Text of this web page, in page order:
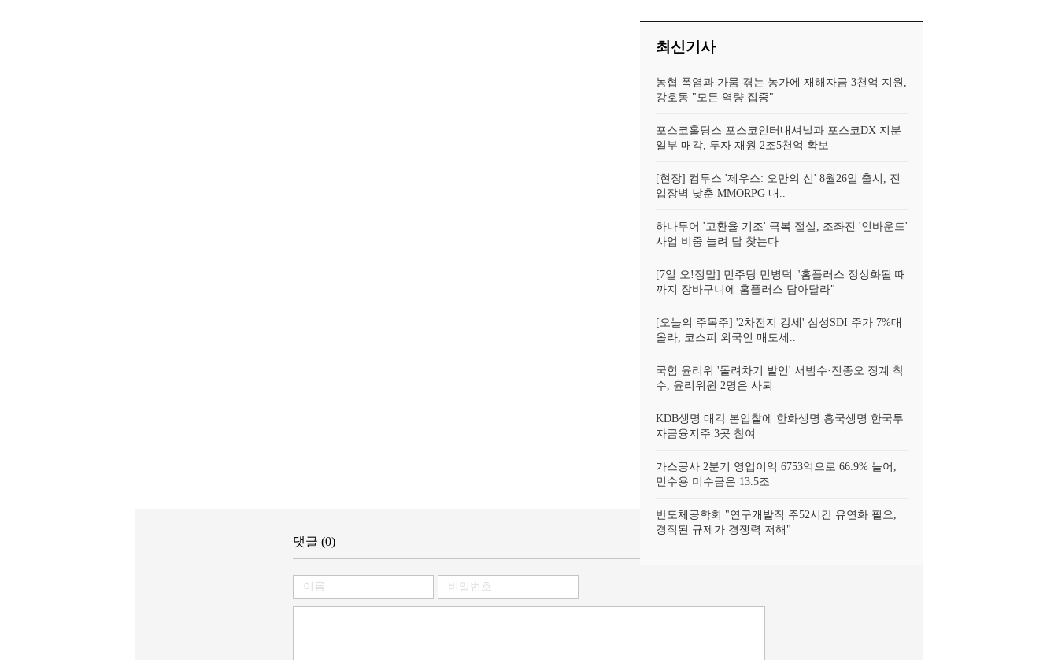
최신기사
농협 폭염과 가뭄 겪는 농가에 재해자금 3천억 지원,
강호동 "모든 역량 집중"
포스코홀딩스 포스코인터내셔널과 포스코DX 지분
일부 매각, 투자 재원 2조5천억 확보
[현장] 컴투스 '제우스: 오만의 신' 8월26일 출시, 진
입장벽 낮춘 MMORPG 내..
하나투어 '고환율 기조' 극복 절실, 조좌진 '인바운드'
사업 비중 늘려 답 찾는다
[7일 오!정말] 민주당 민병덕 "홈플러스 정상화될 때
까지 장바구니에 홈플러스 담아달라"
[오늘의 주목주] '2차전지 강세' 삼성SDI 주가 7%대
올라, 코스피 외국인 매도세..
국힘 윤리위 '돌려차기 발언' 서범수·진종오 징계 착
수, 윤리위원 2명은 사퇴
KDB생명 매각 본입찰에 한화생명 흥국생명 한국투
자금융지주 3곳 참여
가스공사 2분기 영업이익 6753억으로 66.9% 늘어,
민수용 미수금은 13.5조
반도체공학회 "연구개발직 주52시간 유연화 필요,
경직된 규제가 경쟁력 저해"
댓글 (0)